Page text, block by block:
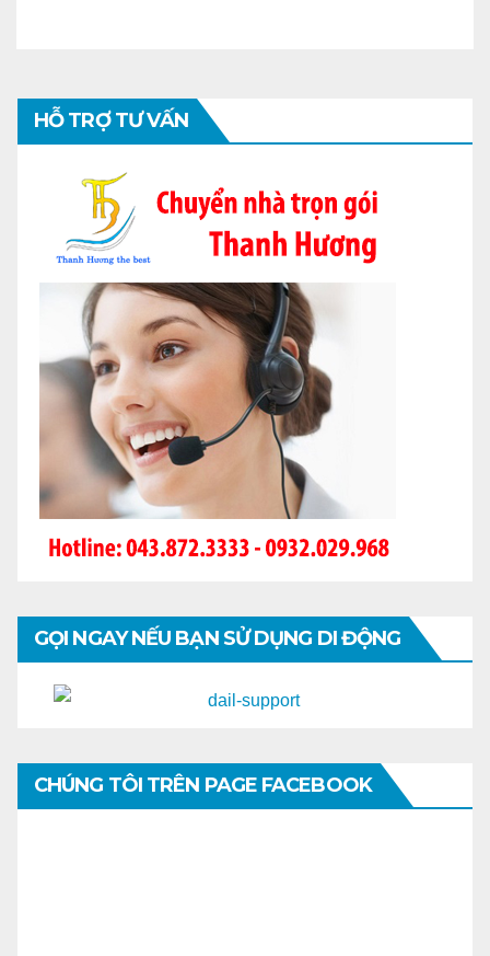
HỖ TRỢ TƯ VẤN
GỌI NGAY NẾU BẠN SỬ DỤNG DI ĐỘNG
CHÚNG TÔI TRÊN PAGE FACEBOOK